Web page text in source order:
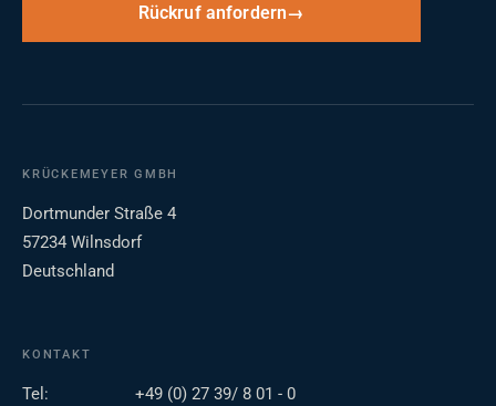
Rückruf anfordern
KRÜCKEMEYER GMBH
Dortmunder Straße 4
57234 Wilnsdorf
Deutschland
KONTAKT
Tel:
+49 (0) 27 39/ 8 01 - 0